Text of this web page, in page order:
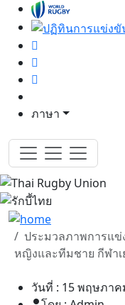
ภาษา
ประมวลภาพการแ
หญิงและทีมชาย กีฬา
วันที่ : 15 พฤษภาค